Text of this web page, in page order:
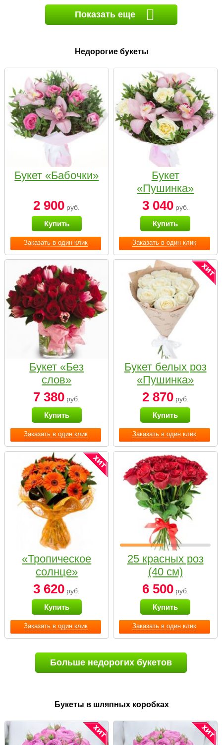
Показать еще
Недорогие букеты
Заказать в один клик
Букет «Бабочки»
2 900 руб.
Купить
Заказать в один клик
Букет
«Пушинка»
3 040руб.
Купить
Заказать в один клик
Букет «Без
слов»
7 380 руб.
Купить
Заказать в один клик
Букет белых роз
«Пушинка»
2 870руб.
Купить
Заказать в один клик
«Тропическое
солнце»
3 620 руб.
Купить
Заказать в один клик
25 красных роз
(40 см)
6 500руб.
Купить
Больше недорогих букетов
Букеты в шляпных коробках